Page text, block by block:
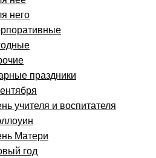
него
праздники
учителя и воспитателя
Матери
год